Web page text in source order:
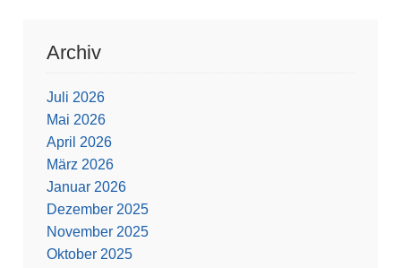
Archiv
Juli 2026
Mai 2026
April 2026
März 2026
Januar 2026
Dezember 2025
November 2025
Oktober 2025